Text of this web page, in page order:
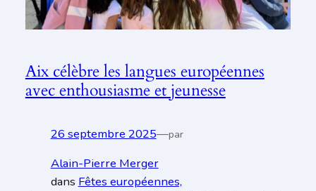
Aix célèbre les langues européennes
avec enthousiasme et jeunesse
26 septembre 2025—par
Alain-Pierre Merger
dans Fêtes européennes,